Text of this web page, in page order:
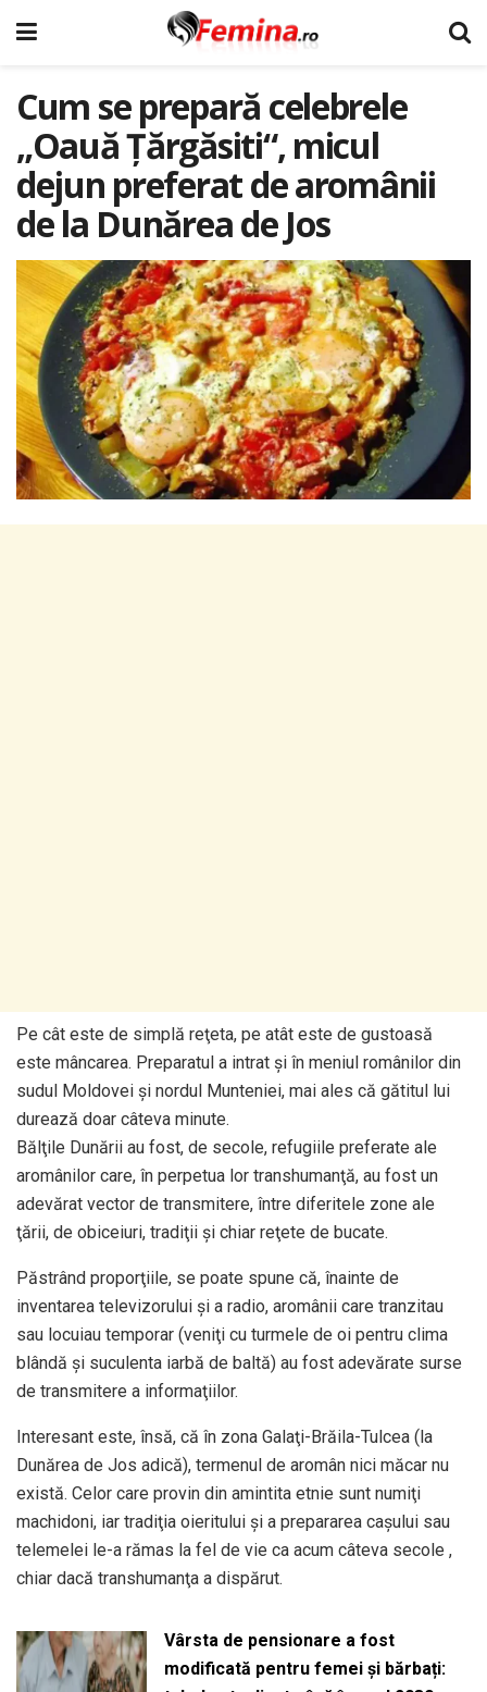
Cum se prepară celebrele
„Oauă Ţărgăsiti“, micul
dejun preferat de aromânii
de la Dunărea de Jos
Pe cât este de simplă reţeta, pe atât este de gustoasă
este mâncarea. Preparatul a intrat şi în meniul românilor din
sudul Moldovei şi nordul Munteniei, mai ales că gătitul lui
durează doar câteva minute.
Bălţile Dunării au fost, de secole, refugiile preferate ale
aromânilor care, în perpetua lor transhumanţă, au fost un
adevărat vector de transmitere, între diferitele zone ale
ţării, de obiceiuri, tradiţii şi chiar reţete de bucate.
Păstrând proporţiile, se poate spune că, înainte de
inventarea televizorului şi a radio, aromânii care tranzitau
sau locuiau temporar (veniţi cu turmele de oi pentru clima
blândă şi suculenta iarbă de baltă) au fost adevărate surse
de transmitere a informaţiilor.
Interesant este, însă, că în zona Galaţi-Brăila-Tulcea (la
Dunărea de Jos adică), termenul de aromân nici măcar nu
există. Celor care provin din amintita etnie sunt numiţi
machidoni, iar tradiţia oieritului şi a prepararea caşului sau
telemelei le-a rămas la fel de vie ca acum câteva secole ,
chiar dacă transhumanţa a dispărut.
Vârsta de pensionare a fost
modificată pentru femei și bărbați: